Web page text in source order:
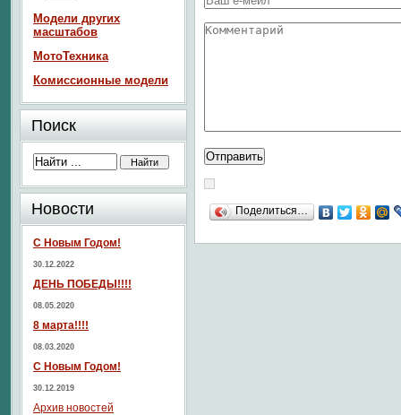
Поделиться…
Модели других
масштабов
МотоТехника
Комиссионные модели
Поиск
Новости
С Новым Годом!
30.12.2022
ДЕНЬ ПОБЕДЫ!!!!
08.05.2020
8 марта!!!!
08.03.2020
С Новым Годом!
30.12.2019
Архив новостей